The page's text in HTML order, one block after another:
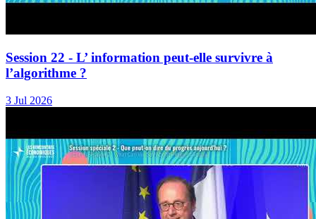
Session 22 - L’ information peut-elle survivre à
l’algorithme ?
3 Jul 2026